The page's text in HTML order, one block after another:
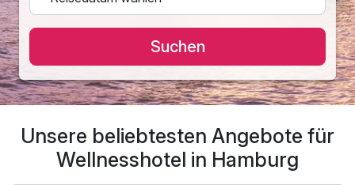
Suchen
Unsere beliebtesten Angebote für
Wellnesshotel in Hamburg